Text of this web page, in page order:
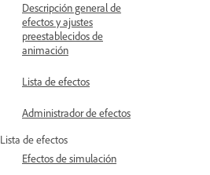
Descripción general de
efectos y ajustes
preestablecidos de
animación
Lista de efectos
Administrador de efectos
Lista de efectos
Efectos de simulación